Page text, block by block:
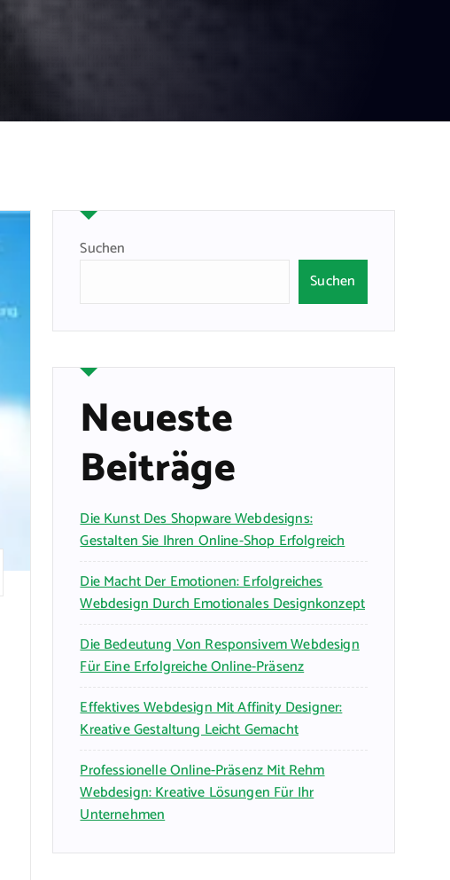
Suchen
Suchen
Neueste
Beiträge
Die Kunst Des Shopware Webdesigns:
Gestalten Sie Ihren Online-Shop Erfolgreich
Die Macht Der Emotionen: Erfolgreiches
Webdesign Durch Emotionales Designkonzept
Die Bedeutung Von Responsivem Webdesign
Für Eine Erfolgreiche Online-Präsenz
Effektives Webdesign Mit Affinity Designer:
Kreative Gestaltung Leicht Gemacht
Professionelle Online-Präsenz Mit Rehm
Webdesign: Kreative Lösungen Für Ihr
Unternehmen